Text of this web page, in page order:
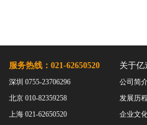
服务热线：021-62650520
深圳 0755-23706296
北京 010-82359258
上海 021-62650520
关于亿
公司简
发展历程
企业文